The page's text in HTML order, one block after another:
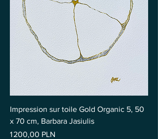
Impression sur toile Gold Organic 5, 50
x 70 cm, Barbara Jasiulis
Prix
1 200,00 PLN